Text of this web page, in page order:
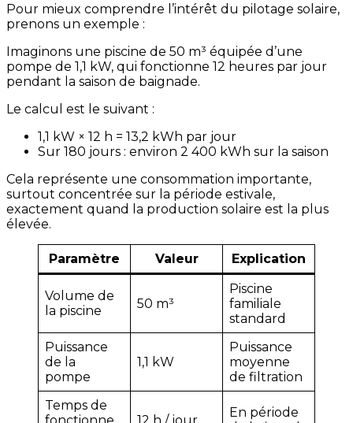
Pour mieux comprendre l’intérêt du pilotage solaire,
prenons un exemple :
Imaginons une piscine de 50 m³ équipée d’une
pompe de 1,1 kW, qui fonctionne 12 heures par jour
pendant la saison de baignade.
Le calcul est le suivant :
1,1 kW × 12 h = 13,2 kWh par jour
Sur 180 jours : environ 2 400 kWh sur la saison
Cela représente une consommation importante,
surtout concentrée sur la période estivale,
exactement quand la production solaire est la plus
élevée.
Paramètre Valeur Explication
Volume de
la piscine
50 m³
Piscine
familiale
standard
Puissance
de la
pompe
1,1 kW
Puissance
moyenne
de filtration
Temps de
En période